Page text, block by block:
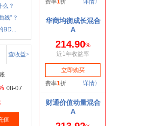
？
线”？
BD...
查收益>
08-07
值